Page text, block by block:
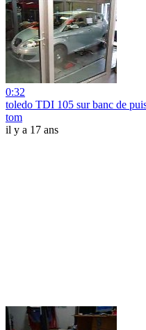
0:32
toledo TDI 105 sur banc de
tom
il y a 17 ans